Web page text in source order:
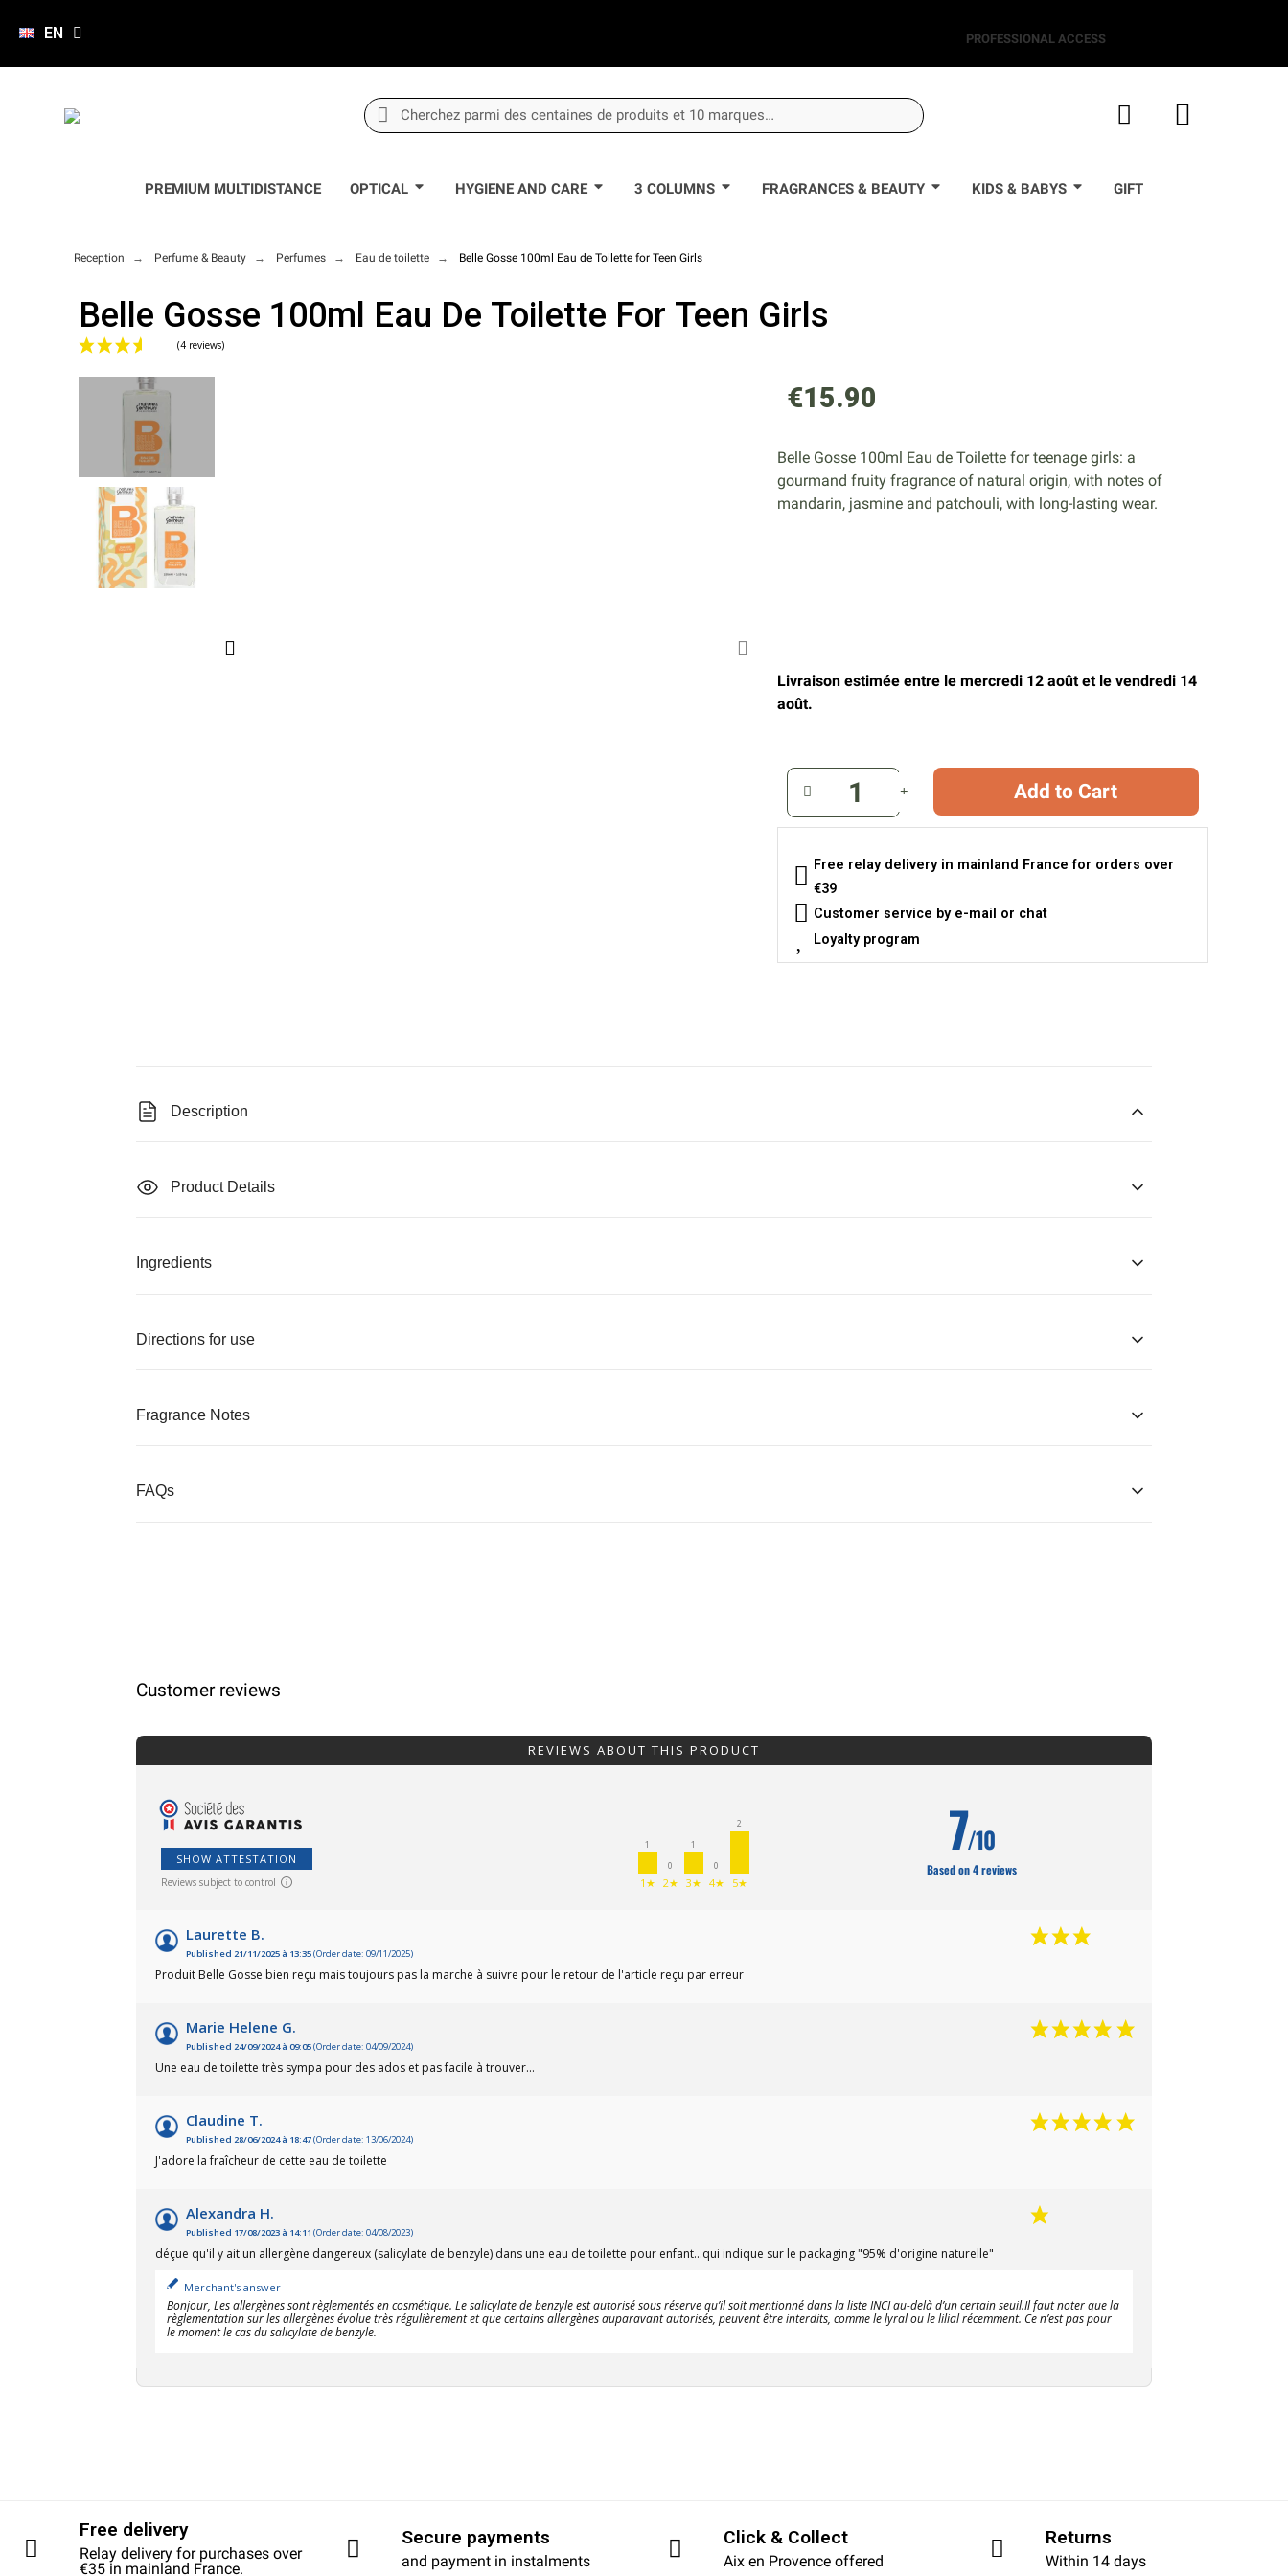
EN PROFESSIONAL ACCESS
PREMIUM MULTIDISTANCE OPTICAL HYGIENE AND CARE 3 COLUMNS FRAGRANCES & BEAUTY KIDS & BABYS GIFT
Reception Perfume & Beauty Perfumes Eau de toilette Belle Gosse 100ml Eau de Toilette for Teen Girls
Belle Gosse 100ml Eau De Toilette For Teen Girls
€15.90
Belle Gosse 100ml Eau de Toilette for teenage girls: a
gourmand fruity fragrance of natural origin, with notes of
mandarin, jasmine and patchouli, with long-lasting wear.
Livraison estimée entre le mercredi 12 août et le vendredi 14
août.
Add to Cart
Free relay delivery in mainland France for orders over
€39
Customer service by e-mail or chat
Loyalty program
Description
Product Details
Ingredients
Directions for use
Fragrance Notes
FAQs
Customer reviews
REVIEWS ABOUT THIS PRODUCT
SHOW ATTESTATION
Reviews subject to control
1
1★
0
2★
1
3★
0
4★
2
5★
7/10
Based on 4 reviews
Laurette B.
Published 21/11/2025 à 13:35(Order date: 09/11/2025)
Produit Belle Gosse bien reçu mais toujours pas la marche à suivre pour le retour de l'article reçu par erreur
Marie Helene G.
Published 24/09/2024 à 09:05(Order date: 04/09/2024)
Une eau de toilette très sympa pour des ados et pas facile à trouver...
Claudine T.
Published 28/06/2024 à 18:47(Order date: 13/06/2024)
J'adore la fraîcheur de cette eau de toilette
Alexandra H.
Published 17/08/2023 à 14:11 (Order date: 04/08/2023)
déçue qu'il y ait un allergène dangereux (salicylate de benzyle) dans une eau de toilette pour enfant...qui indique sur le packaging "95% d'origine naturelle"
Merchant's answer
Bonjour, Les allergènes sont règlementés en cosmétique. Le salicylate de benzyle est autorisé sous réserve qu’il soit mentionné dans la liste INCI au-delà d’un certain seuil.Il faut noter que la
règlementation sur les allergènes évolue très régulièrement et que certains allergènes auparavant autorisés, peuvent être interdits, comme le lyral ou le lilial récemment. Ce n’est pas pour
le moment le cas du salicylate de benzyle.
Free delivery
Relay delivery for purchases over
€35 in mainland France.
Secure payments
and payment in instalments
Click & Collect
Aix en Provence offered
Returns
Within 14 days